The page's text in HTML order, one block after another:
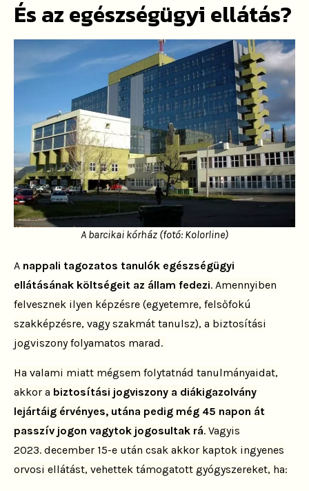
És az egészségügyi ellátás?
A barcikai kórház (fotó: Kolorline)
A nappali tagozatos tanulók egészségügyi
ellátásának költségeit az állam fedezi. Amennyiben
felvesznek ilyen képzésre (egyetemre, felsőfokú
szakképzésre, vagy szakmát tanulsz), a biztosítási
jogviszony folyamatos marad.
Ha valami miatt mégsem folytatnád tanulmányaidat,
akkor a biztosítási jogviszony a diákigazolvány
lejártáig érvényes, utána pedig még 45 napon át
passzív jogon vagytok jogosultak rá. Vagyis
2023. december 15-e után csak akkor kaptok ingyenes
orvosi ellátást, vehettek támogatott gyógyszereket, ha: